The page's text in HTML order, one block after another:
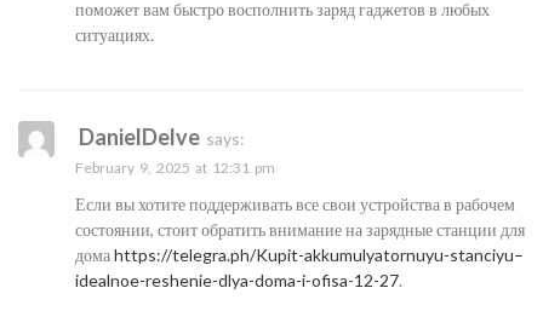
поможет вам быстро восполнить заряд гаджетов в любых
ситуациях.
DanielDelve says:
February 9, 2025 at 12:31 pm
Если вы хотите поддерживать все свои устройства в рабочем
состоянии, стоит обратить внимание на зарядные станции для
домаhttps://telegra.ph/Kupit-akkumulyatornuyu-stanciyu–
idealnoe-reshenie-dlya-doma-i-ofisa-12-27.